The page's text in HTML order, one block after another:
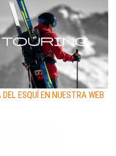
ESQUÍ EN NUESTRA WEB